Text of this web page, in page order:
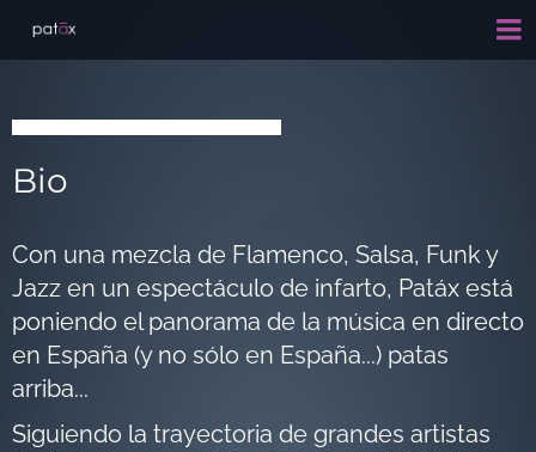
Bio
Con una mezcla de Flamenco, Salsa, Funk y
Jazz en un espectáculo de infarto, Patáx está
poniendo el panorama de la música en directo
en España (y no sólo en España...) patas
arriba...
Siguiendo la trayectoria de grandes artistas